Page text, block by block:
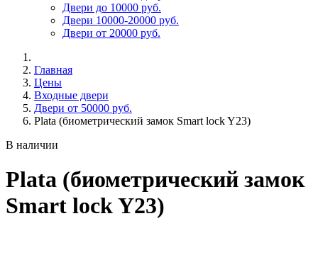
Двери до 10000 руб.
Двери 10000-20000 руб.
Двери от 20000 руб.
Главная
Цены
Входные двери
Двери от 50000 руб.
Plata (биометрический замок Smart lock Y23)
В наличии
Plata (биометрический замок
Smart lock Y23)